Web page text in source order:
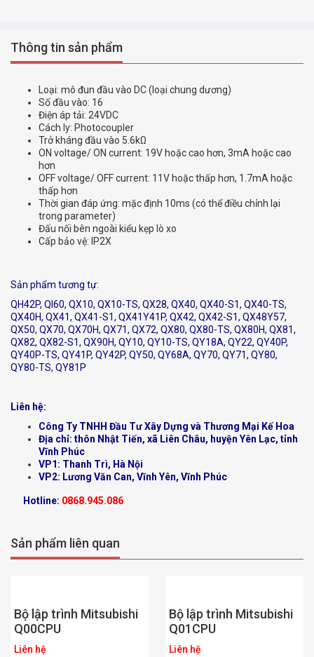
Thông tin sản phẩm
Loại: mô đun đầu vào DC (loại chung dương)
Số đầu vào: 16
Điện áp tải: 24VDC
Cách ly: Photocoupler
Trở kháng đầu vào 5.6kΩ
ON voltage/ ON current: 19V hoặc cao hơn, 3mA hoặc cao
hơn
OFF voltage/ OFF current: 11V hoặc thấp hơn, 1.7mA hoặc
thấp hơn
Thời gian đáp ứng: mặc định 10ms (có thể điều chỉnh lại
trong parameter)
Đấu nối bên ngoài kiểu kẹp lò xo
Cấp bảo vệ: IP2X
Sản phẩm tương tự:
QH42P, QI60, QX10, QX10-TS, QX28, QX40, QX40-S1, QX40-TS,
QX40H, QX41, QX41-S1, QX41Y41P, QX42, QX42-S1, QX48Y57,
QX50, QX70, QX70H, QX71, QX72, QX80, QX80-TS, QX80H, QX81,
QX82, QX82-S1, QX90H, QY10, QY10-TS, QY18A, QY22, QY40P,
QY40P-TS, QY41P, QY42P, QY50, QY68A, QY70, QY71, QY80,
QY80-TS, QY81P
Liên hệ:
Công Ty TNHH Đầu Tư Xây Dựng và Thương Mại Kế Hoa
Địa chỉ: thôn Nhật Tiến, xã Liên Châu, huyện Yên Lạc, tỉnh
Vĩnh Phúc
VP1: Thanh Trì, Hà Nội
VP2: Lương Văn Can, Vĩnh Yên, Vĩnh Phúc
Hotline: 0868.945.086
Sản phẩm liên quan
Bộ lập trình Mitsubishi
Q00CPU
Liên hệ
Bộ lập trình Mitsubishi
Q01CPU
Liên hệ